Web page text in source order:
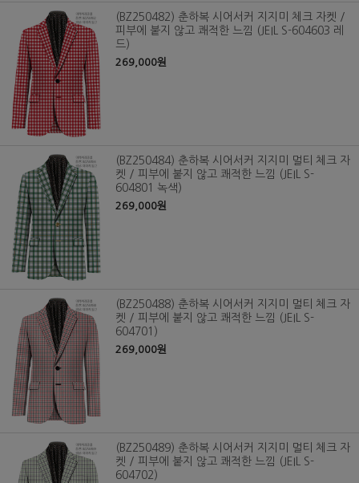
(BZ250482) 춘하복 시어서커 지지미 체크 자켓 /
피부에 붙지 않고 쾌적한 느낌 (JEIL S-604603 레
드)
269,000원
(BZ250484) 춘하복 시어서커 지지미 멀티 체크 자
켓 / 피부에 붙지 않고 쾌적한 느낌 (JEIL S-
604801 녹색)
269,000원
(BZ250488) 춘하복 시어서커 지지미 멀티 체크 자
켓 / 피부에 붙지 않고 쾌적한 느낌 (JEIL S-
604701)
269,000원
(BZ250489) 춘하복 시어서커 지지미 멀티 체크 자
켓 / 피부에 붙지 않고 쾌적한 느낌 (JEIL S-
604702)